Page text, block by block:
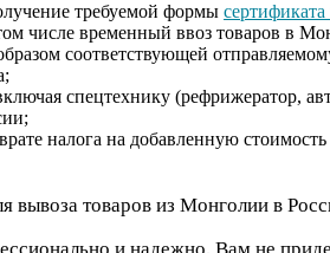
требуемой формы
числе временный ввоз товаров в
соответствующей
спецтехнику (рефрижератор,
налога на добавленную
вывоза товаров из Монголии в